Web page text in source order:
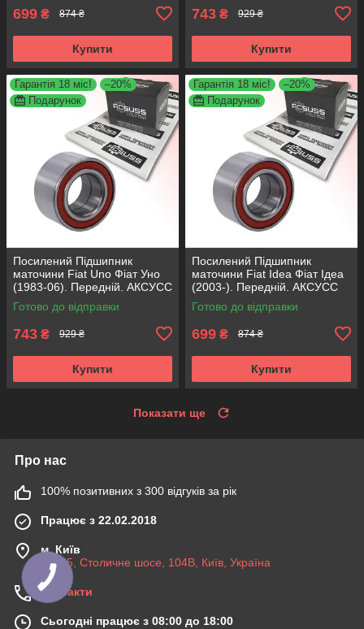
699 ₴ 874 ₴
Купити
743 ₴ 929 ₴
Купити
Гарантія 18 міс!
–20%
Подарунок
Посилений Підшипник
маточини Fiat Uno Фіат Уно
(1983-06). Передній. АКСУСС
Корея! VKBA1410 , R182.60 ,
713696100
Готово до відправки
743 ₴ 929 ₴
Купити
Гарантія 18 міс!
–20%
Подарунок
Посилений Підшипник
маточини Fiat Idea Фіат Ідеа
(2003-). Передній. АКСУСС
Корея! VKBA3538 , R158.44 ,
713690750
Готово до відправки
699 ₴ 874 ₴
Купити
Показати ще
Про нас
100% позитивних з 300 відгуків за рік
Працює з 22.02.2018
м. Київ
03045, Столичне шосе, 104B, Київ, Україна
Контакти
Сьогодні працює з 08:00 до 18:00